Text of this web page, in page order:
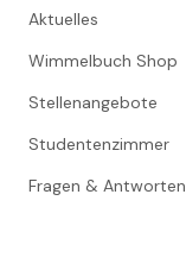
Aktuelles
Wimmelbuch Shop
Stellenangebote
Studentenzimmer
Fragen & Antworten